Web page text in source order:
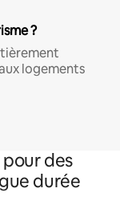
?
logements
des
durée